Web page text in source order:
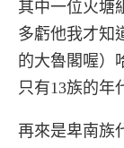
其中一位火塘
多虧他我才知
的大魯閣喔）
只有13族的年
再來是卑南族